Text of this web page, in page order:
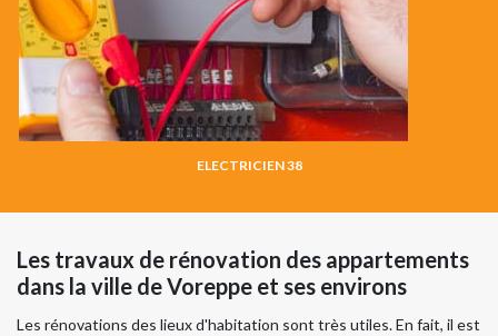
ELECTRICIEN 38
Les travaux de rénovation des appartements
dans la ville de Voreppe et ses environs
Les rénovations des lieux d'habitation sont très utiles. En fait, il est